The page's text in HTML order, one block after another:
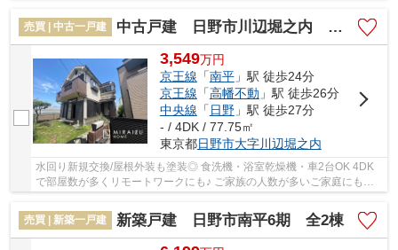
売買 | 中古一戸建
中古戸建 日野市川辺堀之内 全1棟
3,549万円
京王線 「南平」駅 徒歩24分
京王線 「高幡不動 」駅 徒歩26分
中央線 「 日野」駅 徒歩27分
- / 4DK / 77.75㎡
東京都日野市大字川辺堀之内
水回り新規交換/屋根外装も塗装◎ 食洗機・浴室乾燥機・車2台OK 4DK
で部屋数が多くリモートワークにも♪ ご家族の人数が多いご家庭にもお
すすめです 日当たり良好の気持ち良い中古戸建
売買 | 新築一戸建
新築戸建 日野市南平6期 全2棟